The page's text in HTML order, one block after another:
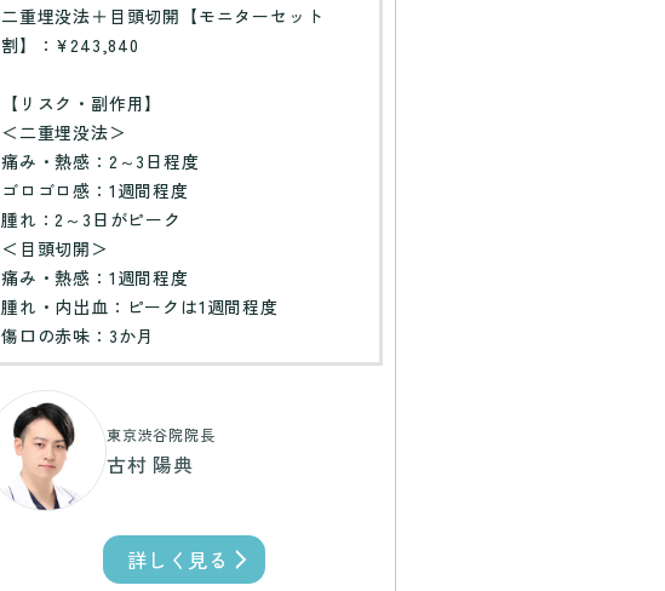
二重埋没法＋目頭切開【モニターセット
割】：¥243,840
【リスク・副作用】
＜二重埋没法＞
痛み・熱感：2～3日程度
ゴロゴロ感：1週間程度
腫れ：2～3日がピーク
＜目頭切開＞
痛み・熱感：1週間程度
腫れ・内出血：ピークは1週間程度
傷口の赤味：3か月
東京渋谷院院長
古村 陽典
詳しく見る